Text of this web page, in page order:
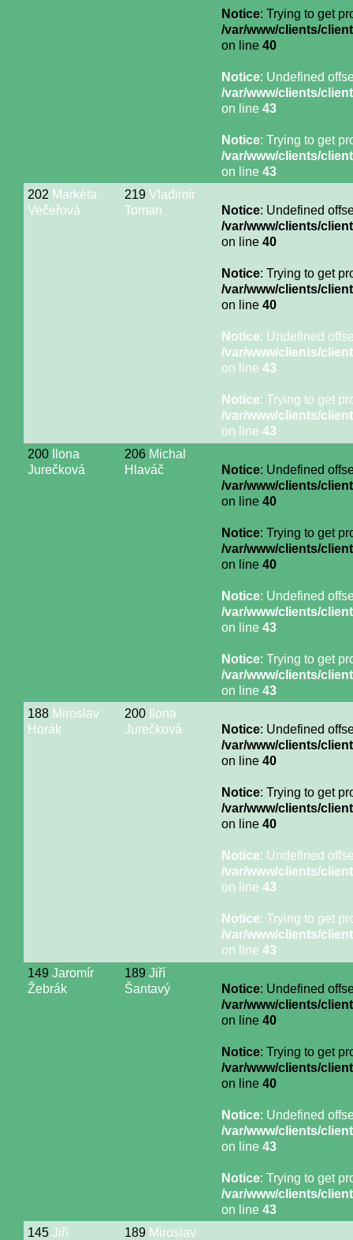
Notice: Trying to get
/var/www/clients/
on line 40
Notice: Undefined
/var/www/clients/
on line 43
Notice: Trying to get
/var/www/clients/
on line 43
202 Markéta
Večeřová
219 Vladimír
Toman
Notice: Undefined
/var/www/clients/
on line 40
Notice: Trying to get
/var/www/clients/
on line 40
Notice: Undefined
/var/www/clients/
on line 43
Notice: Trying to get
/var/www/clients/
on line 43
200
Ilona
Jurečková
206 Michal
Hlaváč
Notice: Undefined
/var/www/clients/
on line 40
Notice: Trying to get
/var/www/clients/
on line 40
Notice: Undefined
/var/www/clients/
on line 43
Notice: Trying to get
/var/www/clients/
on line 43
188 Miroslav
Horák
200
Ilona
Jurečková
Notice: Undefined
/var/www/clients/
on line 40
Notice: Trying to get
/var/www/clients/
on line 40
Notice: Undefined
/var/www/clients/
on line 43
Notice: Trying to get
/var/www/clients/
on line 43
149 Jaromír
Žebrák
189 Jiří
Šantavý
Notice: Undefined
/var/www/clients/
on line 40
Notice: Trying to get
/var/www/clients/
on line 40
Notice: Undefined
/var/www/clients/
on line 43
Notice: Trying to get
/var/www/clients/
on line 43
145 Jiří
189 Miroslav